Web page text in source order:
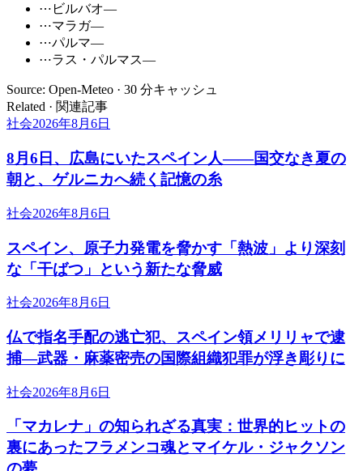
⋯ ビルバオ—
⋯マラガ—
⋯パルマ—
⋯ラス・パルマス—
Source: Open-Meteo · 30 分キャッシュ
Related · 関連記事
社会2026年8月6日
8月6日、広島にいたスペイン人――国交なき夏の
朝と、ゲルニカへ続く記憶の糸
社会2026年8月6日
スペイン、原子力発電を脅かす「熱波」より深刻
な「干ばつ」という新たな脅威
社会2026年8月6日
仏で指名手配の逃亡犯、スペイン領メリリャで逮
捕―武器・麻薬密売の国際組織犯罪が浮き彫りに
社会2026年8月6日
「マカレナ」の知られざる真実：世界的ヒットの
裏にあったフラメンコ魂とマイケル・ジャクソン